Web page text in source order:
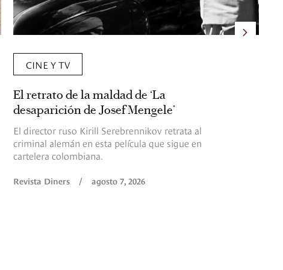
CINE Y TV
El retrato de la maldad de ‘La
desaparición de Josef Mengele’
El director ruso Kirill Serebrennikov retrata al
criminal alemán en esta película que sigue en
cartelera colombiana.
Revista Diners / agosto 7, 2026